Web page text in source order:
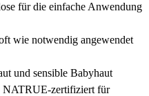
für die einfache Anwendung
wie notwendig angewendet
und sensible Babyhaut
NATRUE-zertifiziert für